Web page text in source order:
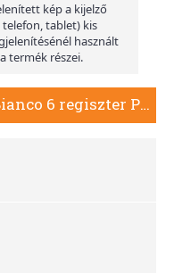
kép a kijelző
tablet) kis
használt
termék részei.
Filofax Elválasztó lapok Bianco 6 regiszter Pocket Expressions